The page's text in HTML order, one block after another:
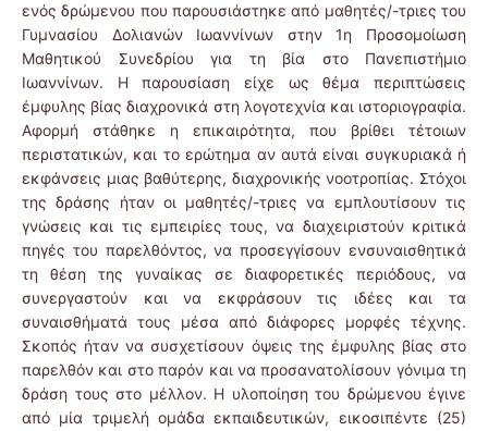
ενός δρώμενου που παρουσιάστηκε από μαθητές/-τριες του
Γυμνασίου Δολιανών Ιωαννίνων στην 1η Προσομοίωση
Μαθητικού Συνεδρίου για τη βία στο Πανεπιστήμιο
Ιωαννίνων. Η παρουσίαση είχε ως θέμα περιπτώσεις
έμφυλης βίας διαχρονικά στη λογοτεχνία και ιστοριογραφία.
Αφορμή στάθηκε η επικαιρότητα, που βρίθει τέτοιων
περιστατικών, και το ερώτημα αν αυτά είναι συγκυριακά ή
εκφάνσεις μιας βαθύτερης, διαχρονικής νοοτροπίας. Στόχοι
της δράσης ήταν οι μαθητές/-τριες να εμπλουτίσουν τις
γνώσεις και τις εμπειρίες τους, να διαχειριστούν κριτικά
πηγές του παρελθόντος, να προσεγγίσουν ενσυναισθητικά
τη θέση της γυναίκας σε διαφορετικές περιόδους, να
συνεργαστούν και να εκφράσουν τις ιδέες και τα
συναισθήματά τους μέσα από διάφορες μορφές τέχνης.
Σκοπός ήταν να συσχετίσουν όψεις της έμφυλης βίας στο
παρελθόν και στο παρόν και να προσανατολίσουν γόνιμα τη
δράση τους στο μέλλον. Η υλοποίηση του δρώμενου έγινε
από μία τριμελή ομάδα εκπαιδευτικών, εικοσιπέντε (25)